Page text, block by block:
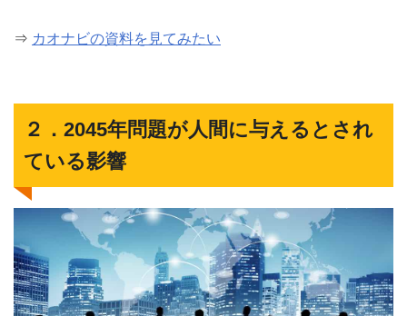
⇒ カオナビの資料を見てみたい
２．2045年問題が人間に与えるとされ
ている影響